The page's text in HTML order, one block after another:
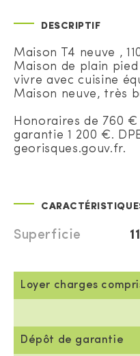
DESCRIPTIF
Maison T4 neuve ,
Maison de plain
vivre avec cuisine
Maison neuve, très
Honoraires de 760
garantie 1 200 €.
georisques.gouv.fr.
Superficie
Loyer charges
Dépôt de garantie